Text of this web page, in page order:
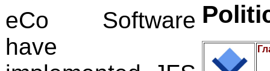
eCo Software
have